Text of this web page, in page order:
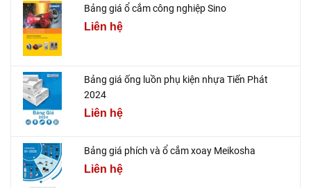
Bảng giá ổ cắm công nghiệp Sino
Liên hệ
Bảng giá ống luồn phụ kiện nhựa Tiến Phát
2024
Liên hệ
Bảng giá phích và ổ cắm xoay Meikosha
Liên hệ